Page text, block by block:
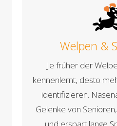
Welpen &
Je früher der
kennenlernt, desto
identifizieren.
Gelenke von
und erspart lange